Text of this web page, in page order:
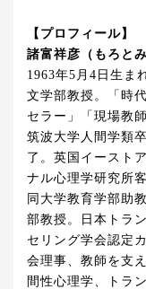
【プロフィール】
諸富祥彦（もろと
1963年5月4日生ま
文学部教授。「時
セラー」「現場教
筑波大学人間学類
了。英国イースト
ナル心理学研究所
同大学教育学部助
部教授。日本トラ
セリング学会認定
会理事、教師を支
間性心理学、トラ